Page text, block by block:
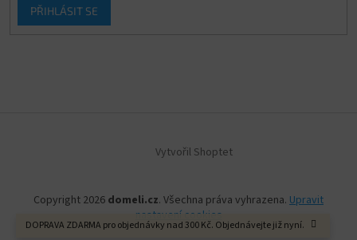
DOPRAVA ZDARMA pro objednávky nad 300 Kč. Objednávejte již nyní.
PŘIHLÁSIT SE
Vytvořil Shoptet
Copyright 2026 domeli.cz. Všechna práva vyhrazena. Upravit
nastavení cookies